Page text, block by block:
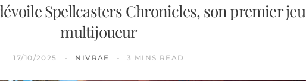
Spellcasters Chronicles, son premier jeu
multijoueur
17/10/2025 NIVRAE 3 MINS READ